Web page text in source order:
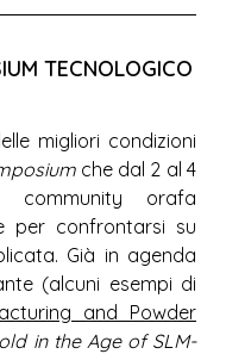
TECNOLOGICO
migliori condizioni
che dal 2 al 4
community orafa
per confrontarsi su
Già in agenda
(alcuni esempi di
and Powder
in the Age of SLM-